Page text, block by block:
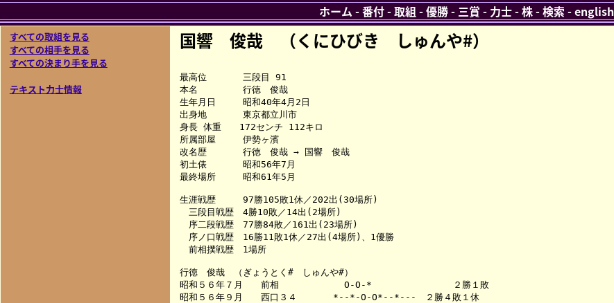
すべての取組を見る
すべての相手を見る
すべての決まり手を見る
テキスト力士情報
国響 俊哉 （くにひびき しゅんや#）
最高位　　　　三段目 91
本名　　　　　行徳　俊哉
生年月日　　　昭和40年4月2日
出身地　　　　東京都立川市
身長 体重　　172センチ 112キロ
所属部屋　　　伊勢ヶ濱
改名歴　　　　行徳　俊哉 → 国響　俊哉
初土俵　　　　昭和56年7月
最終場所　　　昭和61年5月
生涯戦歴　　　97勝105敗1休／202出(30場所)
三段目戦歴　4勝10敗／14出(2場所)
序二段戦歴　77勝84敗／161出(23場所)
序ノ口戦歴　16勝11敗1休／27出(4場所)、1優勝
前相撲戦歴　1場所
行徳　俊哉　（ぎょうとく#　しゅんや#）
昭和５６年７月　　前相　　　　　　  O-O-*　　　　　　　　　２勝１敗
昭和５６年９月　　西口３４　　　　*--*-O-O*--*---　２勝４敗１休
ホーム -番付-取組 -優勝- 三賞 - 力士-株-検索 -english